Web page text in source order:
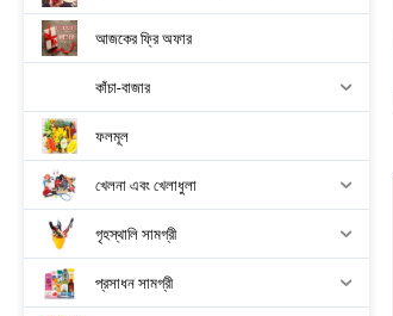
আজকের ফ্রি অফার
কাঁচা-বাজার
ফলমূল
খেলনা এবং খেলাধুলা
গৃহস্থালি সামগ্রী
প্রসাধন সামগ্রী